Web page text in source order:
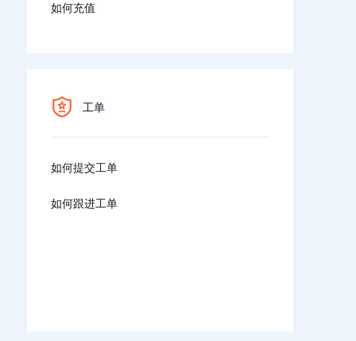
如何充值
工单
如何提交工单
如何跟进工单